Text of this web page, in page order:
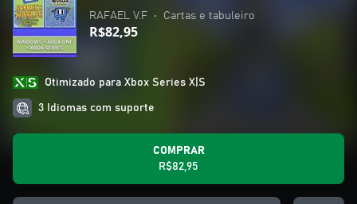
RAFAEL V.F • Cartas e tabuleiro
R$82,95
Otimizado para Xbox Series X|S
3 Idiomas com suporte
COMPRAR
R$82,95